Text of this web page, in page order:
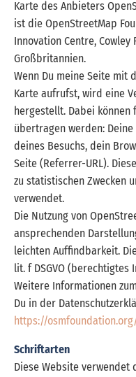
Karte des Anbieters
ist die OpenStreetMap
Innovation Centre, Cowley
Großbritannien.
Wenn Du meine Seite mit
Karte aufrufst, wird eine
hergestellt. Dabei können
übertragen werden:
deines Besuchs, dein
Seite (Referrer-URL).
zu statistischen Zwecken
verwendet.
Die Nutzung von
ansprechenden
leichten Auffindbarkeit.
lit. f DSGVO (berechtigtes
Weitere Informationen
Du in der
https://
Schriftarten
Diese Website verwendet